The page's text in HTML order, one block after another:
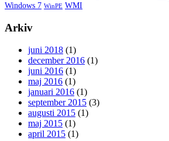
Windows 7 WinPE WMI
Arkiv
juni 2018 (1)
december 2016 (1)
juni 2016 (1)
maj 2016 (1)
januari 2016 (1)
september 2015 (3)
augusti 2015 (1)
maj 2015 (1)
april 2015 (1)